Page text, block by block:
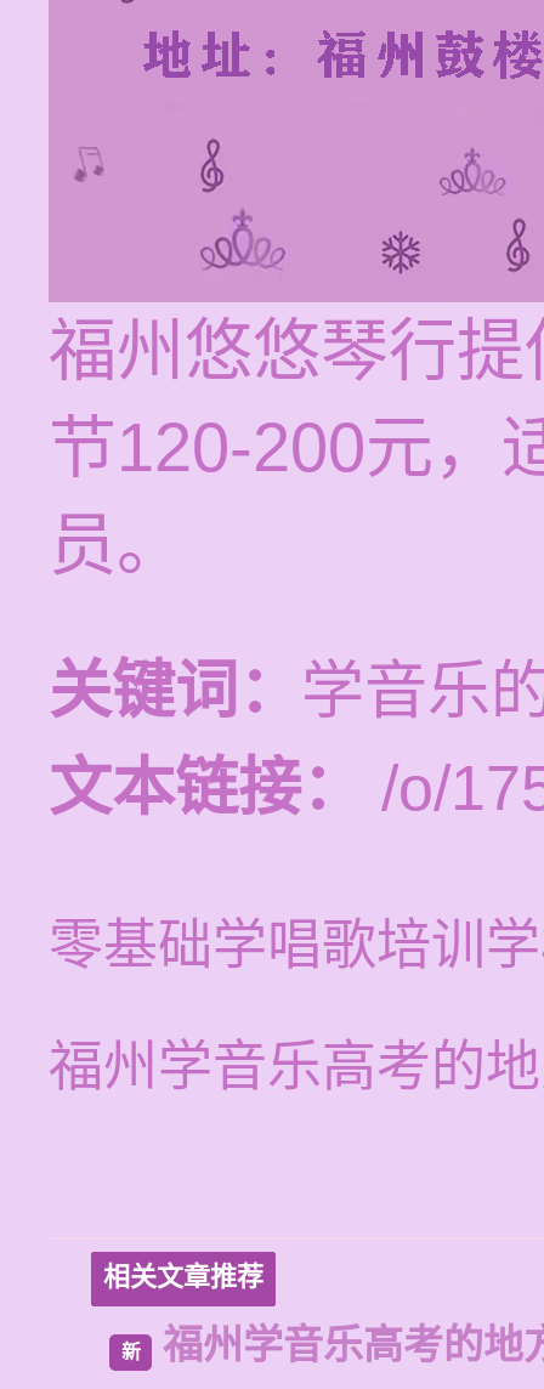
福州悠悠琴行
节120-200元，
员。
关键词： 学音乐
文本链接：
/o/
零基础学唱歌培训
福州学音乐高考的
相关文章推荐
新 福州学音乐高考的地